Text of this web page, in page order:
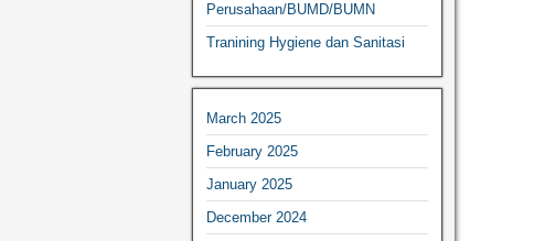
Perusahaan/BUMD/BUMN
Tranining Hygiene dan Sanitasi
March 2025
February 2025
January 2025
December 2024